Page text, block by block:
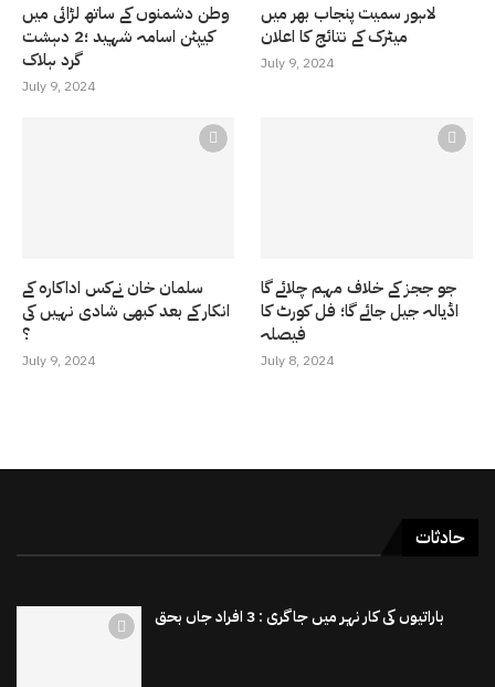
وطن دشمنوں کے ساتھ لڑائی میں
کیپٹن اسامہ شہید ؛2 دہشت
گرد ہلاک
July 9, 2024
لاہور سمیت پنجاب بھر میں
میٹرک کے نتائج کا اعلان
July 9, 2024
سلمان خان نےکس اداکارہ کے
انکار کے بعد کبھی شادی نہیں کی
؟
July 9, 2024
جو ججز کے خلاف مہم چلائے گا
اڈیالہ جیل جائے گا؛ فل کورٹ کا
فیصلہ
July 8, 2024
حادثات
باراتیوں کی کار نہر میں جاگری : 3 افراد جاں بحق